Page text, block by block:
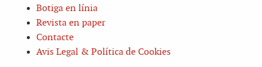
Botiga en línia
Revista en paper
Contacte
Avis Legal & Política de Cookies